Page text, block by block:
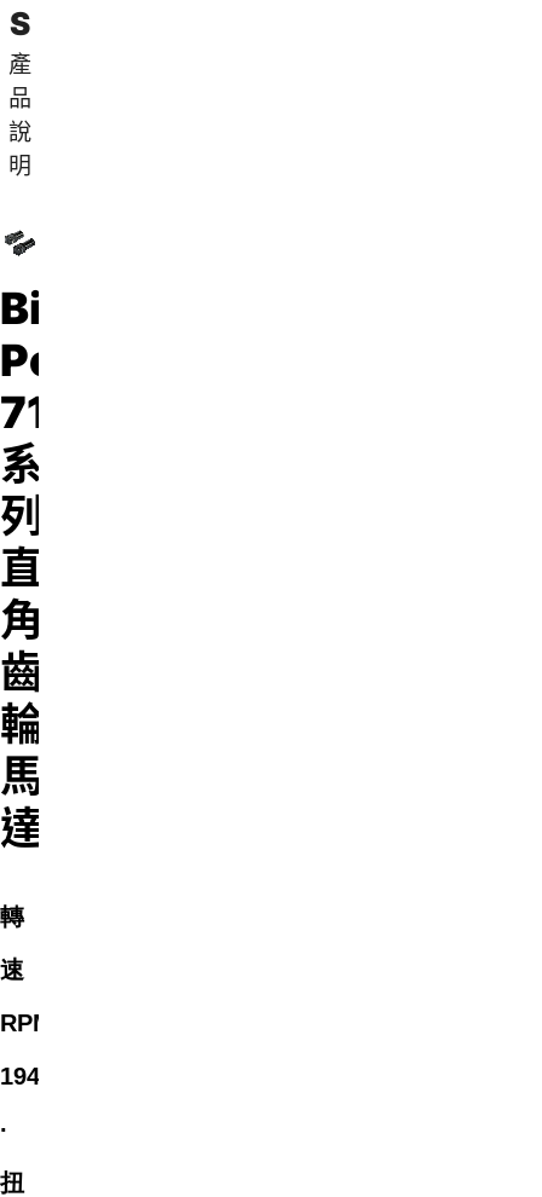
S
產
品
說
明
Bison®
Powerstar
712
系
列
直
角
齒
輪
馬
達
轉
速
RPM
194
·
扭